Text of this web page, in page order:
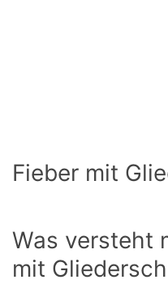
Fieber mit
Was versteht
mit